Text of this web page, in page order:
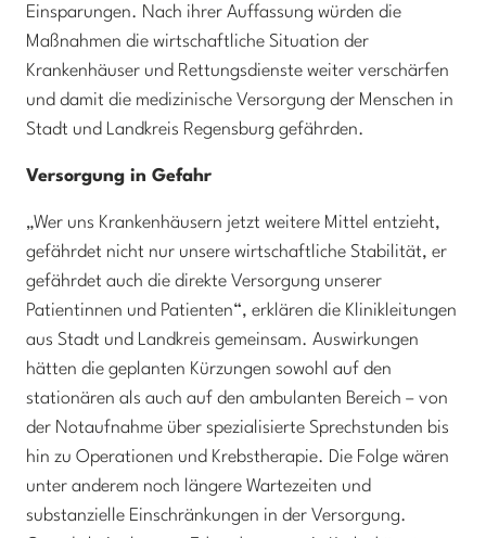
Einsparungen. Nach ihrer Auffassung würden die
Maßnahmen die wirtschaftliche Situation der
Krankenhäuser und Rettungsdienste weiter verschärfen
und damit die medizinische Versorgung der Menschen in
Stadt und Landkreis Regensburg gefährden.
Versorgung in Gefahr
„Wer uns Krankenhäusern jetzt weitere Mittel entzieht,
gefährdet nicht nur unsere wirtschaftliche Stabilität, er
gefährdet auch die direkte Versorgung unserer
Patientinnen und Patienten“, erklären die Klinikleitungen
aus Stadt und Landkreis gemeinsam. Auswirkungen
hätten die geplanten Kürzungen sowohl auf den
stationären als auch auf den ambulanten Bereich – von
der Notaufnahme über spezialisierte Sprechstunden bis
hin zu Operationen und Krebstherapie. Die Folge wären
unter anderem noch längere Wartezeiten und
substanzielle Einschränkungen in der Versorgung.